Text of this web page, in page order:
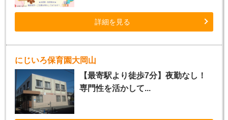
詳細を見る
にじいろ保育園大岡山
【最寄駅より徒歩7分】夜勤なし！
専門性を活かして...